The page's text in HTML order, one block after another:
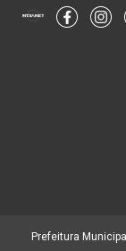
Prefeitura